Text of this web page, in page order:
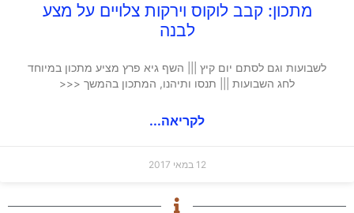
מתכון: קבב לוקוס וירקות צלויים על מצע
לבנה
לשבועות וגם לסתם יום קיץ ||| השף גיא פרץ מציע מתכון במיוחד
לחג השבועות ||| תנסו ותיהנו, המתכון בהמשך <<<
לקריאה...
12 במאי 2017